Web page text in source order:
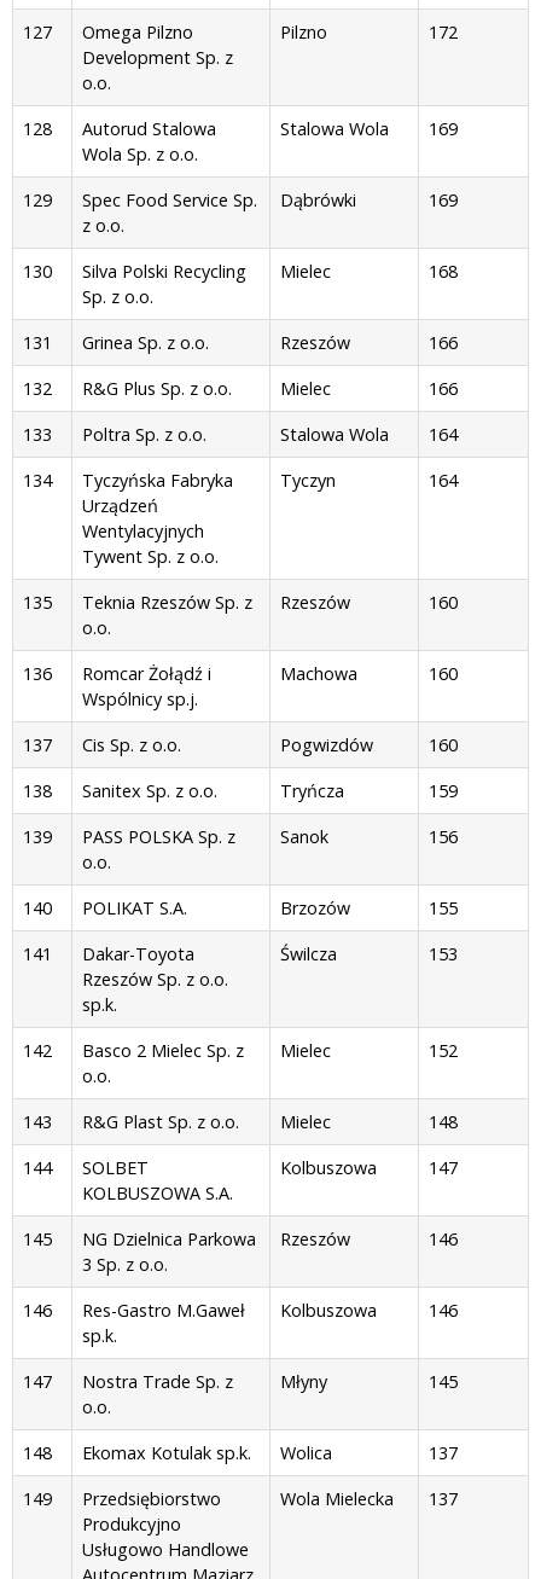
127
Omega Pilzno
Development Sp. z
o.o.
Pilzno 172
128
Autorud Stalowa
Wola Sp. z o.o.
Stalowa Wola 169
129
Spec Food Service Sp.
z o.o.
Dąbrówki 169
130
Silva Polski Recycling
Sp. z o.o.
Mielec 168
131 Grinea Sp. z o.o. Rzeszów
166
132
R&G Plus Sp. z o.o. Mielec
166
133
Poltra Sp. z o.o. Stalowa Wola
164
134
Tyczyńska Fabryka
Urządzeń
Wentylacyjnych
Tywent Sp. z o.o.
Tyczyn 164
135
Teknia Rzeszów Sp. z
o.o.
Rzeszów 160
136
Romcar Żołądź i
Wspólnicy sp.j.
Machowa 160
137 Cis Sp. z o.o. Pogwizdów
160
138
Sanitex Sp. z o.o. Tryńcza
159
139
PASS POLSKA Sp. z
o.o.
Sanok 156
140 POLIKAT S.A. Brzozów
155
141
Dakar-Toyota
Rzeszów Sp. z o.o.
sp.k.
Świlcza 153
142
Basco 2 Mielec Sp. z
o.o.
Mielec 152
143 R&G Plast Sp. z o.o. Mielec
148
144
SOLBET
KOLBUSZOWA S.A.
Kolbuszowa 147
145
NG Dzielnica Parkowa
3 Sp. z o.o.
Rzeszów 146
146
Res-Gastro M.Gaweł
sp.k.
Kolbuszowa 146
147
Nostra Trade Sp. z
o.o.
Młyny 145
148 Ekomax Kotulak sp.k. Wolica
137
149
Przedsiębiorstwo
Produkcyjno
Usługowo Handlowe
Wola Mielecka 137